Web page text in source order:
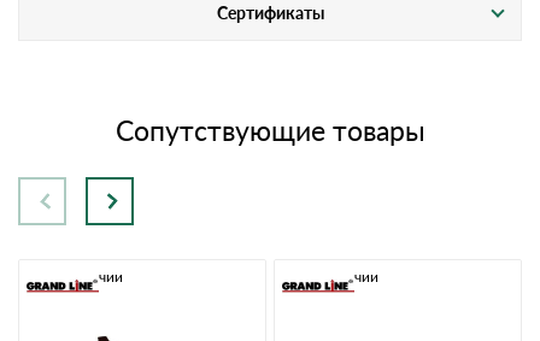
Сертификаты
Сопутствующие товары
В наличии В наличии